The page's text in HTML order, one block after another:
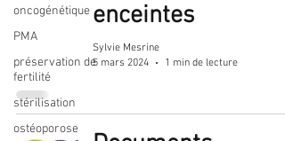
oncogénétique
PMA
préservation de
fertilité
stérilisation
ostéoporose
enceintes
Sylvie Mesrine
5 mars 2024
1 min de lecture